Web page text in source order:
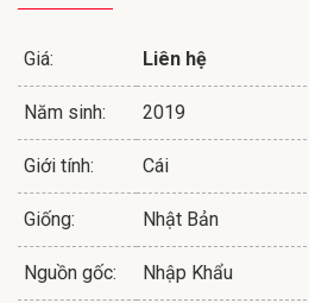
Giá: Liên hệ
Năm sinh: 2019
Giới tính: Cái
Giống: Nhật Bản
Nguồn gốc: Nhập Khẩu